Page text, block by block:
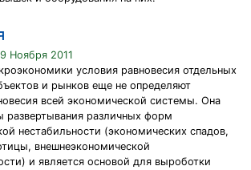
Ноября 2011
условия равновесия отдельных
и рынков еще не определяют
всей экономической системы. Она
развертывания различных форм
нестабильности (экономических спадов,
внешнеэкономической
и является основой для выроботки